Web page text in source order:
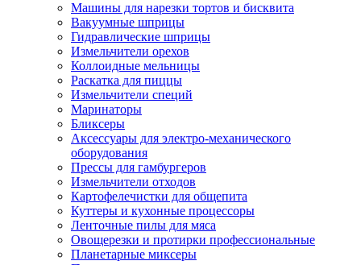
Машины для нарезки тортов и бисквита
Вакуумные шприцы
Гидравлические шприцы
Измельчители орехов
Коллоидные мельницы
Раскатка для пиццы
Измельчители специй
Маринаторы
Бликсеры
Аксессуары для электро-механического
оборудования
Прессы для гамбургеров
Измельчители отходов
Картофелечистки для общепита
Куттеры и кухонные процессоры
Ленточные пилы для мяса
Овощерезки и протирки профессиональные
Планетарные миксеры